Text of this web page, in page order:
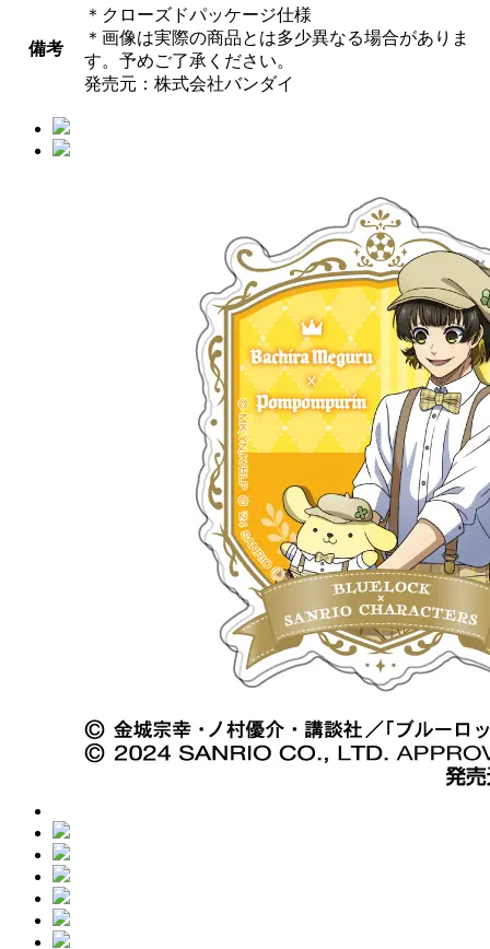
備考
＊クローズドパッケージ仕様
＊画像は実際の商品とは多少異なる場合がありま
す。予めご了承ください。
発売元：株式会社バンダイ